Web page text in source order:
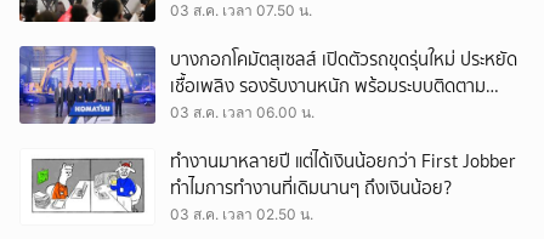
03 ส.ค. เวลา 07.50 น.
บางกอกโคมัตสุเซลส์ เปิดตัวรถขุดรุ่นใหม่ ประหยัด
เชื้อเพลิง รองรับงานหนัก พร้อมระบบติดตาม
เครื่องจักรผ่านดาวเทียม
03 ส.ค. เวลา 06.00 น.
ทำงานมาหลายปี แต่ได้เงินน้อยกว่า First Jobber
ทำไมการทำงานที่เดิมนานๆ ถึงเงินน้อย?
03 ส.ค. เวลา 02.50 น.